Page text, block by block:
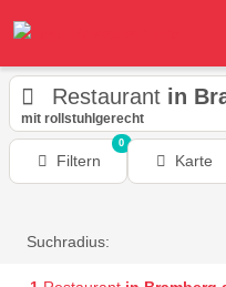
Restaurant in
mit rollstuhlgerecht
Filtern
0
Karte
Suchradius: